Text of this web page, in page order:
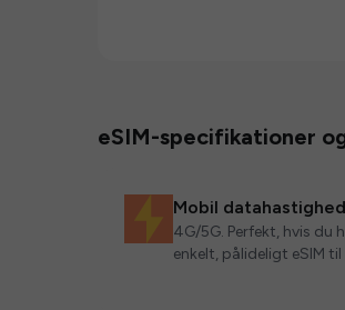
eSIM-specifikationer
Mobil datahastighed
4G/5G. Perfekt, hvis du
enkelt, pålideligt eSIM